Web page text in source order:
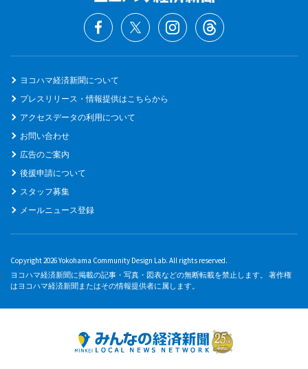
ヨコハマ経済新聞について
プレスリリース・情報提供はこちらから
アクセスデータの利用について
お問い合わせ
広告のご案内
後援申請について
スタッフ募集
メールニュース登録
Copyright 2026 Yokohama Community Design Lab. All rights reserved.
ヨコハマ経済新聞に掲載の記事・写真・図表などの無断転載を禁止します。 著作権
はヨコハマ経済新聞またはその情報提供者に属します。